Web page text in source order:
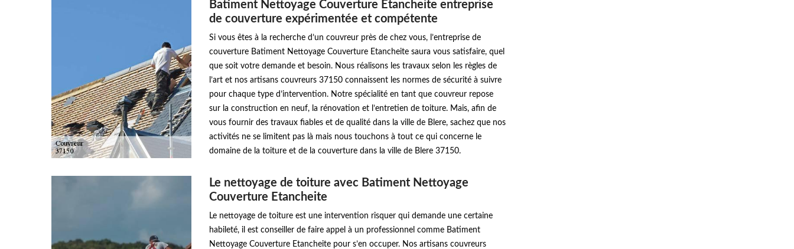
Batiment Nettoyage Couverture Etancheite entreprise
de couverture expérimentée et compétente
Si vous êtes à la recherche d’un couvreur près de chez vous, l’entreprise de
couverture Batiment Nettoyage Couverture Etancheite saura vous satisfaire, quel
que soit votre demande et besoin. Nous réalisons les travaux selon les règles de
l’art et nos artisans couvreurs 37150 connaissent les normes de sécurité à suivre
pour chaque type d’intervention. Notre spécialité en tant que couvreur repose
sur la construction en neuf, la rénovation et l’entretien de toiture. Mais, afin de
vous fournir des travaux fiables et de qualité dans la ville de Blere, sachez que nos
activités ne se limitent pas là mais nous touchons à tout ce qui concerne le
domaine de la toiture et de la couverture dans la ville de Blere 37150.
Le nettoyage de toiture avec Batiment Nettoyage
Couverture Etancheite
Le nettoyage de toiture est une intervention risquer qui demande une certaine
habileté, il est conseiller de faire appel à un professionnel comme Batiment
Nettoyage Couverture Etancheite pour s’en occuper. Nos artisans couvreurs